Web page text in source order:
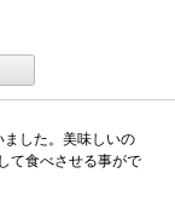
した。美味しいの
て食べさせる事がで